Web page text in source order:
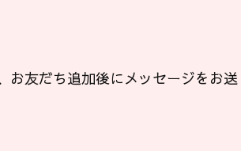
お友だち追加後にメッセージをお送